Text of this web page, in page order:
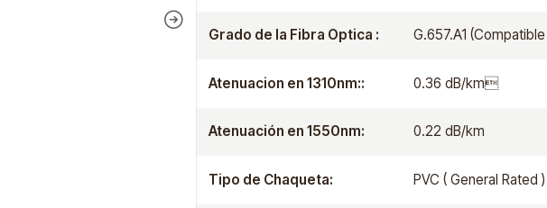
Grado de la Fibra Optica : G.657.A1
Atenuacion en 1310nm:: 0.36 dB/km
Atenuación en 1550nm: 0.22 dB/km
Tipo de Chaqueta: PVC ( General Rated )